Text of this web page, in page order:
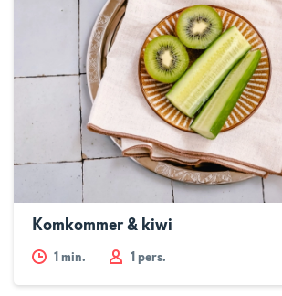
Komkommer & kiwi
1 min. 1 pers.